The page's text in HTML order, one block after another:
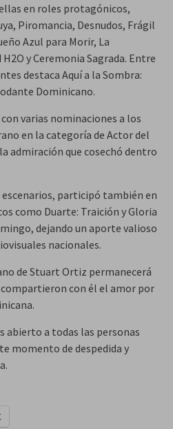
en roles protagónicos,
Piromancia, Desnudos, Frágil
Azul para Morir, La
y Ceremonia Sagrada. Entre
destaca Aquí a la Sombra:
Dominicano.
varias nominaciones a los
en la categoría de Actor del
admiración que cosechó dentro
escenarios, participó también en
como Duarte: Traición y Gloria
dejando un aporte valioso
nacionales.
de Stuart Ortiz permanecerá
con él el amor por
abierto a todas las personas
momento de despedida y